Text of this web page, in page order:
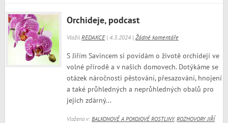
Orchideje, podcast
VložilREDAKCE| 4.3.2024 |Žádné komentáře
S Jiřím Savincem si povídám o životě orchidejí ve
volné přírodě a v našich domovech. Dotýkáme se
otázek náročnosti pěstování, přesazování, hnojení
a také průhledných a neprůhledných obalů pro
jejich zdárný...
Vloženo v:BALKONOVÉ A POKOJOVÉ ROSTLINY,ROZHOVORY JIŘÍ